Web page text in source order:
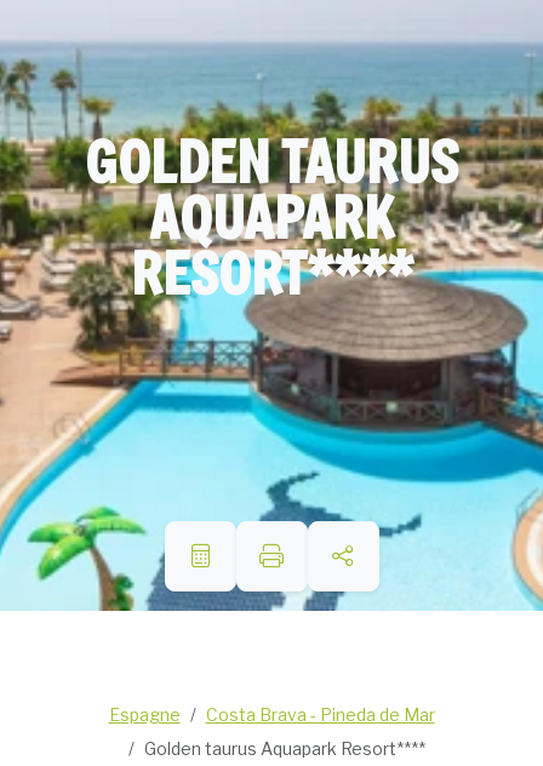
GOLDEN TAURUS
AQUAPARK
RESORT****
Espagne
Costa Brava - Pineda de Mar
Golden taurus Aquapark Resort****